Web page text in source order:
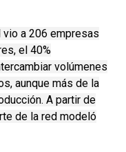
a 206 empresas
el 40%
volúmenes
aunque más de la
A partir de
de la red modeló